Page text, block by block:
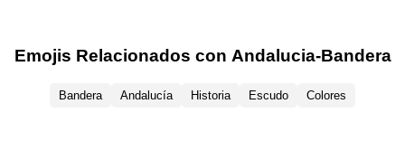
Emojis Relacionados con Andalucia-Bandera
Bandera Andalucía Historia Escudo Colores